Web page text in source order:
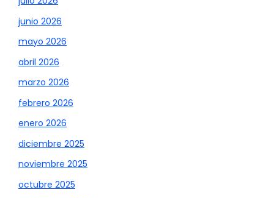
junio 2026
mayo 2026
abril 2026
marzo 2026
febrero 2026
enero 2026
diciembre 2025
noviembre 2025
octubre 2025